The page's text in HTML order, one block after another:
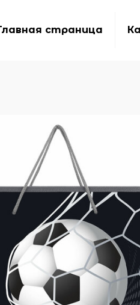
страница